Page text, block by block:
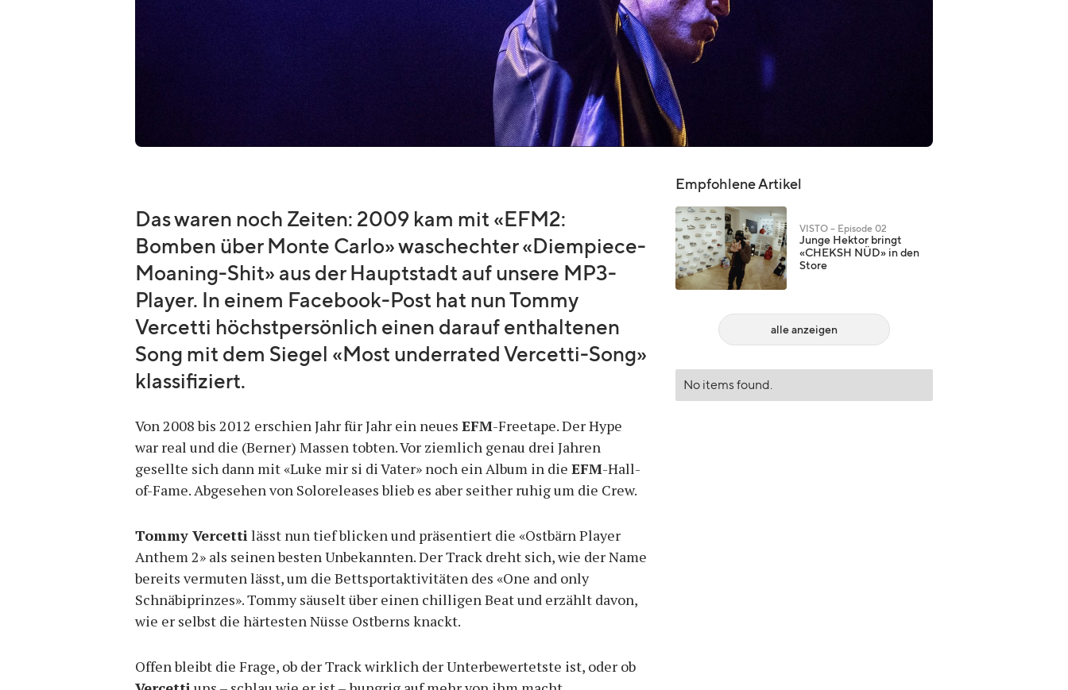
Das waren noch Zeiten: 2009 kam mit «EFM2:
Bomben über Monte Carlo» waschechter «Diempiece-
Moaning-Shit» aus der Hauptstadt auf unsere MP3-
Player. In einem Facebook-Post hat nun Tommy
Vercetti höchstpersönlich einen darauf enthaltenen
Song mit dem Siegel «Most underrated Vercetti-Song»
klassifiziert.
Von 2008 bis 2012 erschien Jahr für Jahr ein neues EFM-Freetape. Der Hype
war real und die (Berner) Massen tobten. Vor ziemlich genau drei Jahren
gesellte sich dann mit «Luke mir si di Vater» noch ein Album in die EFM-Hall-
of-Fame. Abgesehen von Soloreleases blieb es aber seither ruhig um die Crew.
Tommy Vercettilässt nun tief blicken und präsentiert die «Ostbärn Player
Anthem 2» als seinen besten Unbekannten. Der Track dreht sich, wie der Name
bereits vermuten lässt, um die Bettsportaktivitäten des «One and only
Schnäbiprinzes». Tommy säuselt über einen chilligen Beat und erzählt davon,
wie er selbst die härtesten Nüsse Ostberns knackt.
Offen bleibt die Frage, ob der Track wirklich der Unterbewertetste ist, oder ob
Empfohlene Artikel
VISTO – Episode 02
Junge Hektor bringt
«CHEKSH NÜD» in den
Store
alle anzeigen
No items found.